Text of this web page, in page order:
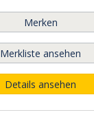
Merken
Merkliste ansehen
Details ansehen